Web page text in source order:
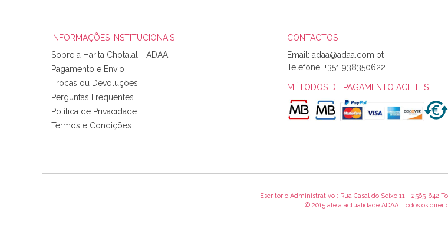
Sílvia Maria Bernardino
Informo que recebi hoje a encomenda, gostei
Rosa Medeiros
Tudo chegou em condições, pois os produtos vieram muito bem acondicionados. Estou plenamente
padrão e cores muito bonitas e a execução está perfeitíssima. Futuramente penso voltar a comprar
Alexandra Morais
INFORMAÇÕES INSTITUCIONAIS
Sobre a Harita Chotalal - ADAA
Pagamento e Envio
Trocas ou Devoluções
Perguntas Frequentes
Política de Privacidade
Termos e Condições
CONTACTOS
Email:
Telefone: +351 938350622
MÉTODOS DE PAGAMENTO ACEITES
Escritorio Administrativo : Rua Casal do Seixo 11 - 2565-642
© 2015 até a actualidade ADAA. Todos os